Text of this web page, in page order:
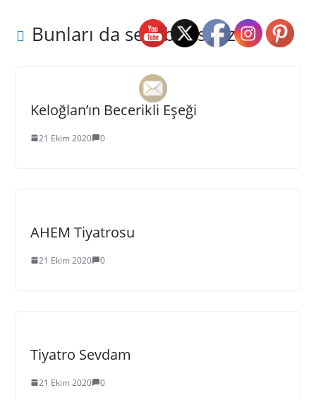
Bunları da sevebilirsiniz
Keloğlan’ın Becerikli Eşeği
21 Ekim 2020 0
AHEM Tiyatrosu
21 Ekim 2020 0
Tiyatro Sevdam
21 Ekim 2020 0